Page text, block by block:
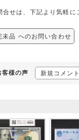
せは、下記より気軽に
品 へのお問い合わせ
様の声 新規コメン